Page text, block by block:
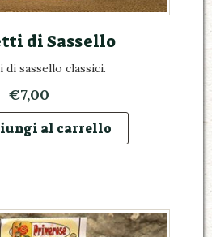
di Sassello
di sassello classici.
€7,00